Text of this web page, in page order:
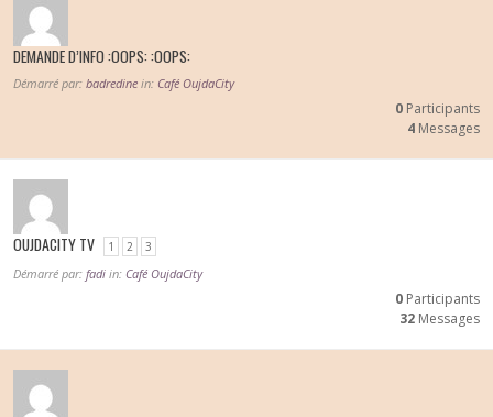
DEMANDE D’INFO :OOPS: :OOPS:
Démarré par: badredine in: Café OujdaCity
0 Participants
4 Messages
OUJDACITY TV 1 2 3
Démarré par: fadi in: Café OujdaCity
0 Participants
32 Messages